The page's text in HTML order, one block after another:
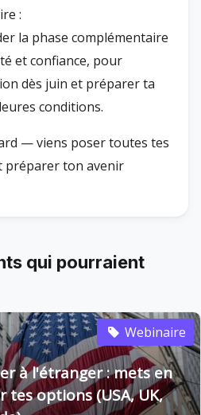
:
la phase complémentaire
et confiance, pour
dès juin et préparer ta
conditions.
— viens poser toutes tes
préparer ton avenir
qui pourraient
Webinaire
à l'étranger : mets en
tes options (USA, UK,